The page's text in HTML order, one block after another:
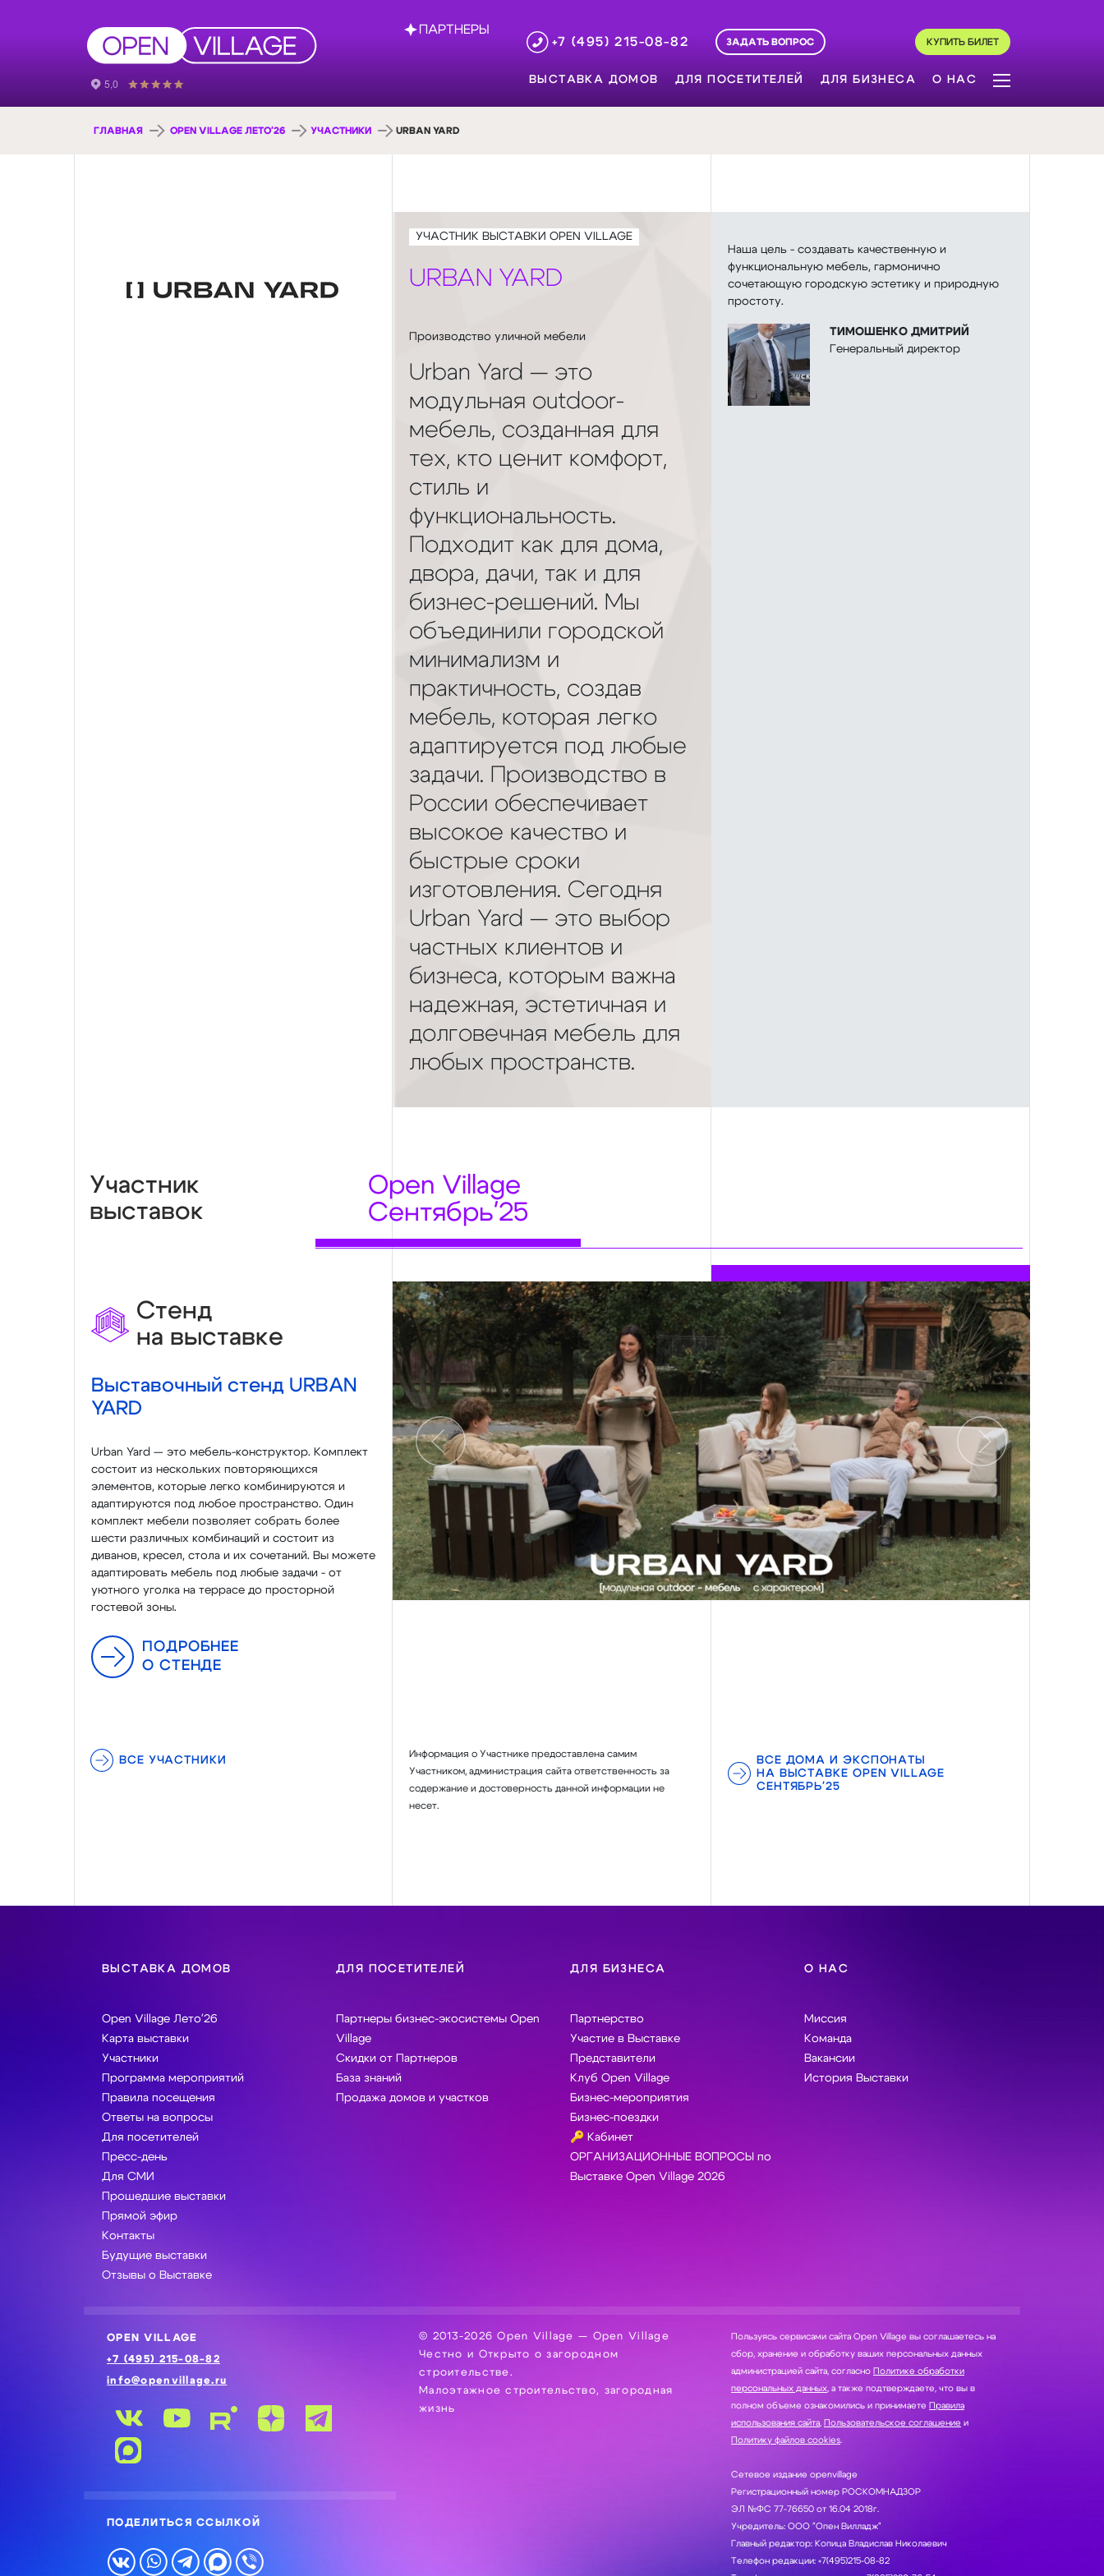
ПАРТНЕРЫ
+7 (495) 215-08-82
ЗАДАТЬ ВОПРОС КУПИТЬ БИЛЕТ
ВЫСТАВКА ДОМОВ ДЛЯ ПОСЕТИТЕЛЕЙ ДЛЯ БИЗНЕСА О НАС
ГЛАВНАЯ OPEN VILLAGE ЛЕТО'26 УЧАСТНИКИ URBAN YARD
УЧАСТНИК ВЫСТАВКИ OPEN VILLAGE
URBAN YARD
Производство уличной мебели
Urban Yard — это
модульная outdoor-
мебель, созданная для
тех, кто ценит комфорт,
стиль и
функциональность.
Подходит как для дома,
двора, дачи, так и для
бизнес-решений. Мы
объединили городской
минимализм и
практичность, создав
мебель, которая легко
адаптируется под любые
задачи. Производство в
России обеспечивает
высокое качество и
быстрые сроки
изготовления. Сегодня
Urban Yard — это выбор
частных клиентов и
бизнеса, которым важна
надежная, эстетичная и
долговечная мебель для
любых пространств.
Наша цель - создавать качественную и
функциональную мебель, гармонично
сочетающую городскую эстетику и природную
простоту.
ТИМОШЕНКО ДМИТРИЙ
Генеральный директор
Участник
выставок
Open Village
Сентябрь'25
Стенд
на выставке
Выставочный стенд URBAN
YARD
Urban Yard — это мебель-конструктор. Комплект
состоит из нескольких повторяющихся
элементов, которые легко комбинируются и
адаптируются под любое пространство. Один
комплект мебели позволяет собрать более
шести различных комбинаций и состоит из
диванов, кресел, стола и их сочетаний. Вы можете
адаптировать мебель под любые задачи - от
уютного уголка на террасе до просторной
гостевой зоны.
ПОДРОБНЕЕ
О СТЕНДЕ
Предыдущий Следующий
ВСЕ УЧАСТНИКИ
Информация о Участнике предоставлена самим
Участником, администрация сайта ответственность за
содержание и достоверность данной информации не
несет.
ВСЕ ДОМА И ЭКСПОНАТЫ
НА ВЫСТАВКЕ OPEN VILLAGE
СЕНТЯБРЬ'25
ВЫСТАВКА ДОМОВ
Open Village Лето'26
Карта выставки
Участники
Программа мероприятий
Правила посещения
Ответы на вопросы
Для посетителей
Пресс-день
Для СМИ
Прошедшие выставки
Прямой эфир
Контакты
Будущие выставки
Отзывы о Выставке
ДЛЯ ПОСЕТИТЕЛЕЙ
Партнеры бизнес-экосистемы Open
Village
Скидки от Партнеров
База знаний
Продажа домов и участков
ДЛЯ БИЗНЕСА
Партнерство
Участие в Выставке
Представители
Клуб Open Village
Бизнес-мероприятия
Бизнес-поездки
🔑 Кабинет
ОРГАНИЗАЦИОННЫЕ ВОПРОСЫ по
Выставке Open Village 2026
О НАС
Миссия
Команда
Вакансии
История Выставки
OPEN VILLAGE
+7 (495) 215-08-82
info@openvillage.ru
ПОДЕЛИТЬСЯ ССЫЛКОЙ
© 2013-2026 Open Village — Open Village
Честно и Открыто о загородном
строительстве.
Малоэтажное строительство, загородная
жизнь
Пользуясь сервисами сайта Open Village вы соглашаетесь на
сбор, хранение и обработку ваших персональных данных
администрацией сайта, согласно Политике обработки
персональных данных , а также подтверждаете, что вы в
полном объеме ознакомились и принимаете Правила
использования сайта Пользовательское соглашение и
Политику файлов cookies.
Сетевое издание openvillage
Регистрационный номер РОСКОМНАДЗОР
ЭЛ №ФС 77-76650 от 16.04 2018г.
Учредитель: ООО "Опен Вилладж"
Главный редактор: Копица Владислав Николаевич
Телефон редакции: +7(495)215-08-82